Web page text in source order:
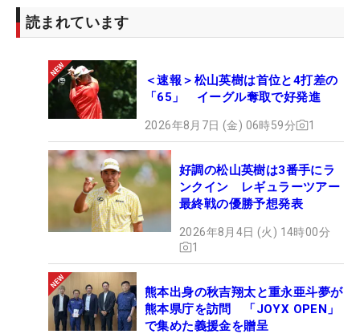
読まれています
＜速報＞松山英樹は首位と4打差の
「65」 イーグル奪取で好発進
2026年8月7日 (金) 06時59分 1
好調の松山英樹は3番手にラ
ンクイン レギュラーツアー
最終戦の優勝予想発表
2026年8月4日 (火) 14時00分
1
熊本出身の秋吉翔太と重永亜斗夢が
熊本県庁を訪問 「JOYX OPEN」
で集めた義援金を贈呈